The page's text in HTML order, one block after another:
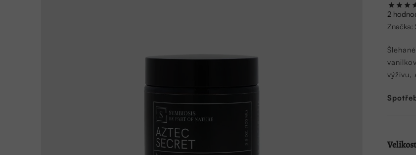
produktu
je
hvězdiček.
2
Značka:
výživu,
Velikost